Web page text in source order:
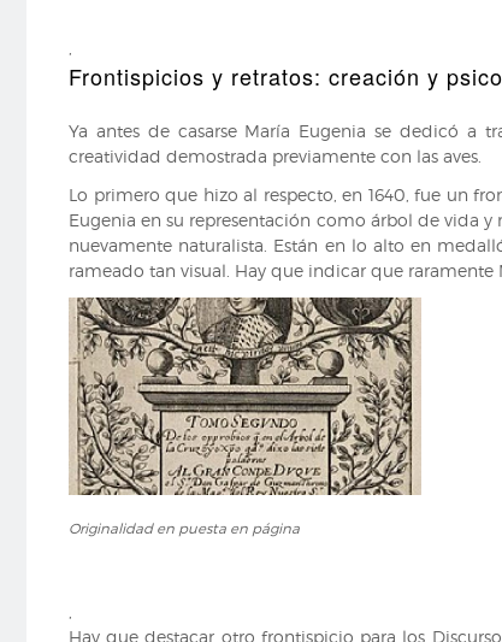
vecina
luciérnaga
Frontispicios y retratos: creación y
Ya antes de casarse María Eugenia se dedicó a
creatividad demostrada previamente con las aves.
Lo primero que hizo al respecto, en 1640, fue un
Eugenia en su representación como árbol de vida
nuevamente naturalista. Están en lo alto en
rameado tan visual. Hay que indicar que
en
Originalidad en puesta en página
,
Hay que destacar otro frontispicio para los